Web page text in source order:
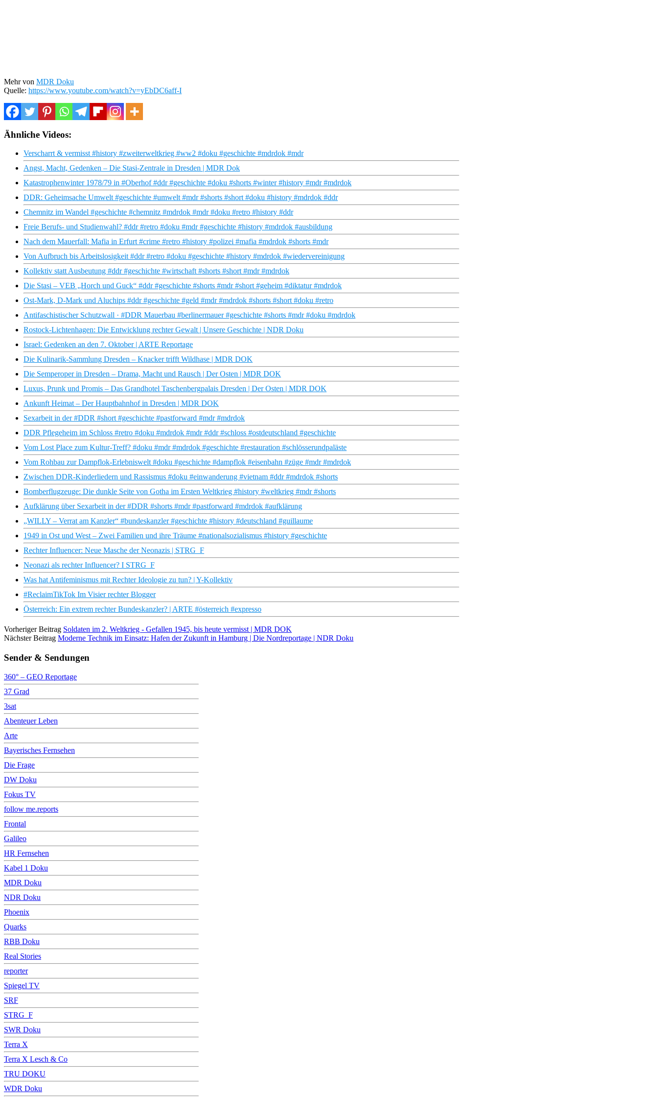
Mehr von MDR Doku
Quelle: https://www.youtube.com/watch?v=yEbDC6aff-I
Ähnliche Videos:
Verscharrt & vermisst #history #zweiterweltkrieg #ww2 #doku #geschichte #mdrdok #mdr
Angst, Macht, Gedenken – Die Stasi-Zentrale in Dresden | MDR Dok
Katastrophenwinter 1978/79 in #Oberhof #ddr #geschichte #doku #shorts #winter #history #mdr #mdrdok
DDR: Geheimsache Umwelt #geschichte #umwelt #mdr #shorts #short #doku #history #mdrdok #ddr
Chemnitz im Wandel #geschichte #chemnitz #mdrdok #mdr #doku #retro #history #ddr
Freie Berufs- und Studienwahl? #ddr #retro #doku #mdr #geschichte #history #mdrdok #ausbildung
Nach dem Mauerfall: Mafia in Erfurt #crime #retro #history #polizei #mafia #mdrdok #shorts #mdr
Von Aufbruch bis Arbeitslosigkeit #ddr #retro #doku #geschichte #history #mdrdok #wiedervereinigung
Kollektiv statt Ausbeutung #ddr #geschichte #wirtschaft #shorts #short #mdr #mdrdok
Die Stasi – VEB „Horch und Guck“ #ddr #geschichte #shorts #mdr #short #geheim #diktatur #mdrdok
Ost-Mark, D-Mark und Aluchips #ddr #geschichte #geld #mdr #mdrdok #shorts #short #doku #retro
Antifaschistischer Schutzwall · #DDR Mauerbau #berlinermauer #geschichte #shorts #mdr #doku #mdrdok
Rostock-Lichtenhagen: Die Entwicklung rechter Gewalt | Unsere Geschichte | NDR Doku
Israel: Gedenken an den 7. Oktober | ARTE Reportage
Die Kulinarik-Sammlung Dresden – Knacker trifft Wildhase | MDR DOK
Die Semperoper in Dresden – Drama, Macht und Rausch | Der Osten | MDR DOK
Luxus, Prunk und Promis – Das Grandhotel Taschenbergpalais Dresden | Der Osten | MDR DOK
Ankunft Heimat – Der Hauptbahnhof in Dresden | MDR DOK
Sexarbeit in der #DDR #short #geschichte #pastforward #mdr #mdrdok
DDR Pflegeheim im Schloss #retro #doku #mdrdok #mdr #ddr #schloss #ostdeutschland #geschichte
Vom Lost Place zum Kultur-Treff? #doku #mdr #mdrdok #geschichte #restauration #schlösserundpaläste
Vom Rohbau zur Dampflok-Erlebniswelt #doku #geschichte #dampflok #eisenbahn #züge #mdr #mdrdok
Zwischen DDR-Kinderliedern und Rassismus #doku #einwanderung #vietnam #ddr #mdrdok #shorts
Bomberflugzeuge: Die dunkle Seite von Gotha im Ersten Weltkrieg #history #weltkrieg #mdr #shorts
Aufklärung über Sexarbeit in der #DDR #shorts #mdr #pastforward #mdrdok #aufklärung
„WILLY – Verrat am Kanzler“ #bundeskanzler #geschichte #history #deutschland #guillaume
1949 in Ost und West – Zwei Familien und ihre Träume #nationalsozialismus #history #geschichte
Rechter Influencer: Neue Masche der Neonazis | STRG_F
Neonazi als rechter Influencer? I STRG_F
Was hat Antifeminismus mit Rechter Ideologie zu tun? | Y-Kollektiv
#ReclaimTikTok Im Visier rechter Blogger
Österreich: Ein extrem rechter Bundeskanzler? | ARTE #österreich #expresso
Vorheriger Beitrag Soldaten im 2. Weltkrieg - Gefallen 1945, bis heute vermisst | MDR DOK
Nächster Beitrag Moderne Technik im Einsatz: Hafen der Zukunft in Hamburg | Die Nordreportage | NDR Doku
Sender & Sendungen
360° – GEO Reportage
37 Grad
3sat
Abenteuer Leben
Arte
Bayerisches Fernsehen
Die Frage
DW Doku
Fokus TV
follow me.reports
Frontal
Galileo
HR Fernsehen
Kabel 1 Doku
MDR Doku
NDR Doku
Phoenix
Quarks
RBB Doku
Real Stories
reporter
Spiegel TV
SRF
STRG_F
SWR Doku
Terra X
Terra X Lesch & Co
TRU DOKU
WDR Doku